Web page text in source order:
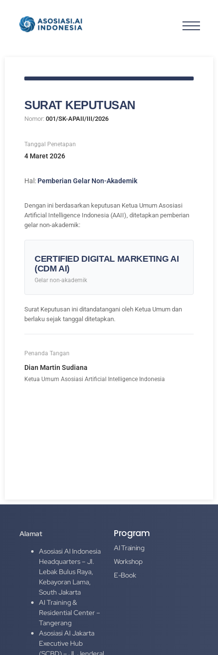
SURAT KEPUTUSAN
Nomor: 001/SK-APAII/III/2026
Tanggal Penetapan
4 Maret 2026
Hal: Pemberian Gelar Non-Akademik
Dengan ini berdasarkan keputusan Ketua Umum Asosiasi
Artificial Intelligence Indonesia (AAII), ditetapkan pemberian
gelar non-akademik:
CERTIFIED DIGITAL MARKETING AI
(CDM AI)
Gelar non-akademik
Surat Keputusan ini ditandatangani oleh Ketua Umum dan
berlaku sejak tanggal ditetapkan.
Penanda Tangan
Dian Martin Sudiana
Ketua Umum Asosiasi Artificial Intelligence Indonesia
Alamat
Asosiasi AI Indonesia
Headquarters – Jl.
Lebak Bulus Raya,
Kebayoran Lama,
South Jakarta
AI Training &
Residential Center –
Tangerang
Asosiasi AI Jakarta
Executive Hub
Program
AI Training
Workshop
E-Book